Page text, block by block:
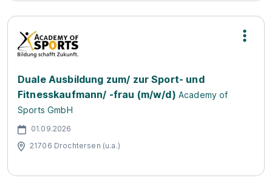
Duale Ausbildung zum/ zur Sport- und
Fitnesskaufmann/ -frau (m/w/d) Academy of
Sports GmbH
01.09.2026
21706 Drochtersen (u.a.)